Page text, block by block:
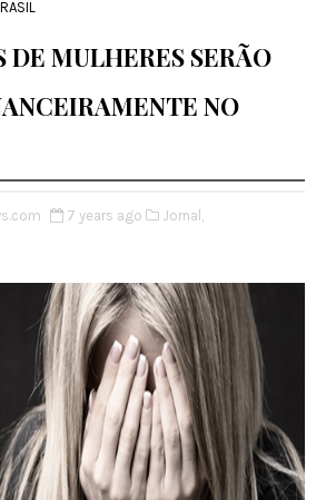
DE MULHERES SERÃO
NO
7 years ago Jornal,